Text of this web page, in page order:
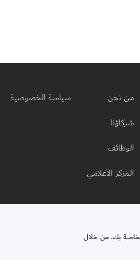
Footer menu
من نحن
شركاؤنا
الوظائف
المركز الأعلامي
سياسة الخصوصية
محفوظة.
بك. من خلال